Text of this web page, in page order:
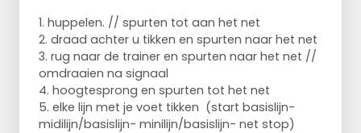
1. huppelen. // spurten tot aan het net
2. draad achter u tikken en spurten naar het net
3. rug naar de trainer en spurten naar het net //
omdraaien na signaal
4. hoogtesprong en spurten tot het net
5. elke lijn met je voet tikken (start basislijn-
midilijn/basislijn- minilijn/basislijn- net stop)